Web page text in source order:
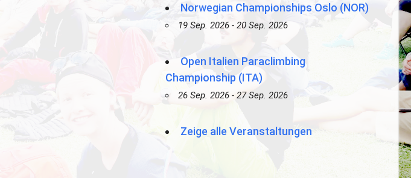
Norwegian Championships Oslo (NOR)
19 Sep. 2026 - 20 Sep. 2026
Open Italien Paraclimbing
Championship (ITA)
26 Sep. 2026 - 27 Sep. 2026
Zeige alle Veranstaltungen